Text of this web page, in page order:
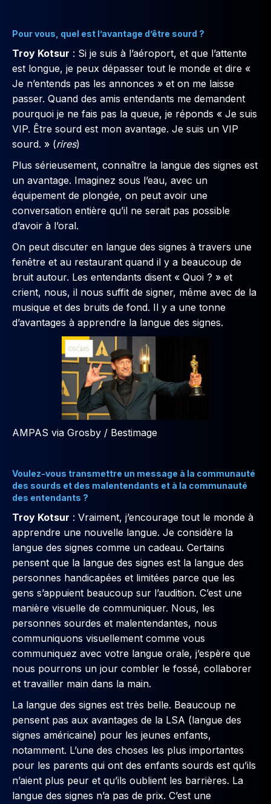
Pour vous, quel est l’avantage d’être sourd ?
Troy Kotsur : Si je suis à l’aéroport, et que l’attente
est longue, je peux dépasser tout le monde et dire «
Je n’entends pas les annonces » et on me laisse
passer. Quand des amis entendants me demandent
pourquoi je ne fais pas la queue, je réponds « Je suis
VIP. Être sourd est mon avantage. Je suis un VIP
sourd. » (rires)
Plus sérieusement, connaître la langue des signes est
un avantage. Imaginez sous l’eau, avec un
équipement de plongée, on peut avoir une
conversation entière qu’il ne serait pas possible
d’avoir à l’oral.
On peut discuter en langue des signes à travers une
fenêtre et au restaurant quand il y a beaucoup de
bruit autour. Les entendants disent « Quoi ? » et
crient, nous, il nous suffit de signer, même avec de la
musique et des bruits de fond. Il y a une tonne
d’avantages à apprendre la langue des signes.
AMPAS via Grosby / Bestimage
Voulez-vous transmettre un message à la communauté
des sourds et des malentendants et à la communauté
des entendants ?
Troy Kotsur : Vraiment, j’encourage tout le monde à
apprendre une nouvelle langue. Je considère la
langue des signes comme un cadeau. Certains
pensent que la langue des signes est la langue des
personnes handicapées et limitées parce que les
gens s’appuient beaucoup sur l’audition. C’est une
manière visuelle de communiquer. Nous, les
personnes sourdes et malentendantes, nous
communiquons visuellement comme vous
communiquez avec votre langue orale, j’espère que
nous pourrons un jour combler le fossé, collaborer
et travailler main dans la main.
La langue des signes est très belle. Beaucoup ne
pensent pas aux avantages de la LSA (langue des
signes américaine) pour les jeunes enfants,
notamment. L’une des choses les plus importantes
pour les parents qui ont des enfants sourds est qu’ils
n’aient plus peur et qu’ils oublient les barrières. La
langue des signes n’a pas de prix. C’est une